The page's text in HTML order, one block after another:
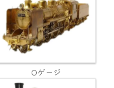
Oゲージ